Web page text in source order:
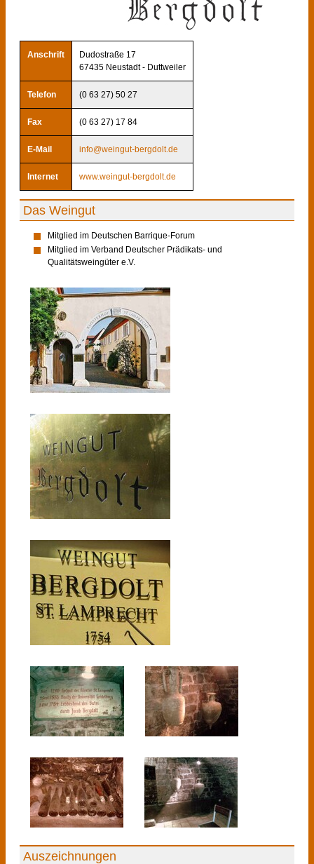
Anschrift
Dudostraße 17
67435 Neustadt - Duttweiler
Telefon (0 63 27) 50 27
Fax (0 63 27) 17 84
E-Mail info@weingut-bergdolt.de
Internet www.weingut-bergdolt.de
Das Weingut
Mitglied im Deutschen Barrique-Forum
Mitglied im Verband Deutscher Prädikats- und
Qualitätsweingüter e.V.
Auszeichnungen